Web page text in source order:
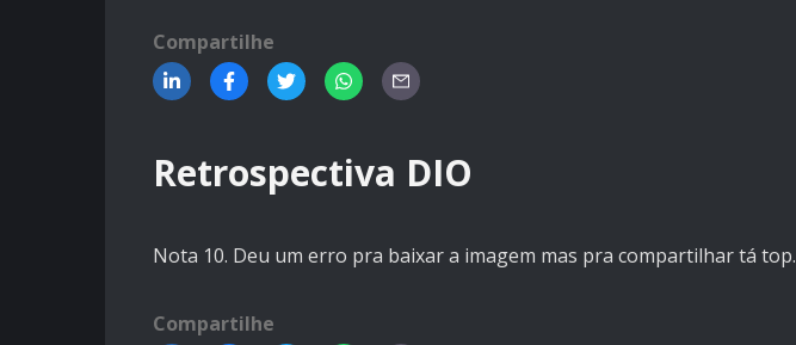
Compartilhe
Retrospectiva DIO
Nota 10. Deu um erro pra baixar a imagem mas pra compartilhar tá top.
Compartilhe